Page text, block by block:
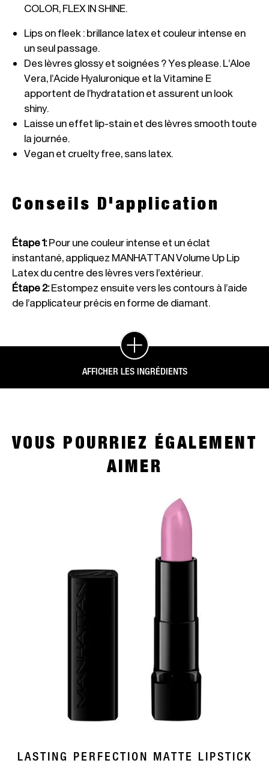
COLOR, FLEX IN SHINE.
Lips on fleek : brillance latex et couleur intense en
un seul passage.
Des lèvres glossy et soignées ? Yes please. L’Aloe
Vera, l’Acide Hyaluronique et la Vitamine E
apportent de l’hydratation et assurent un look
shiny.
Laisse un effet lip-stain et des lèvres smooth toute
la journée.
Vegan et cruelty free, sans latex.
Conseils D'application
Étape 1:Pour une couleur intense et un éclat
instantané, appliquez MANHATTAN Volume Up Lip
Latex du centre des lèvres vers l’extérieur.
Étape 2:Estompez ensuite vers les contours à l’aide
de l’applicateur précis en forme de diamant.
AFFICHER LES INGRÉDIENTS
VOUS POURRIEZ ÉGALEMENT
AIMER
LASTING PERFECTION MATTE LIPSTICK